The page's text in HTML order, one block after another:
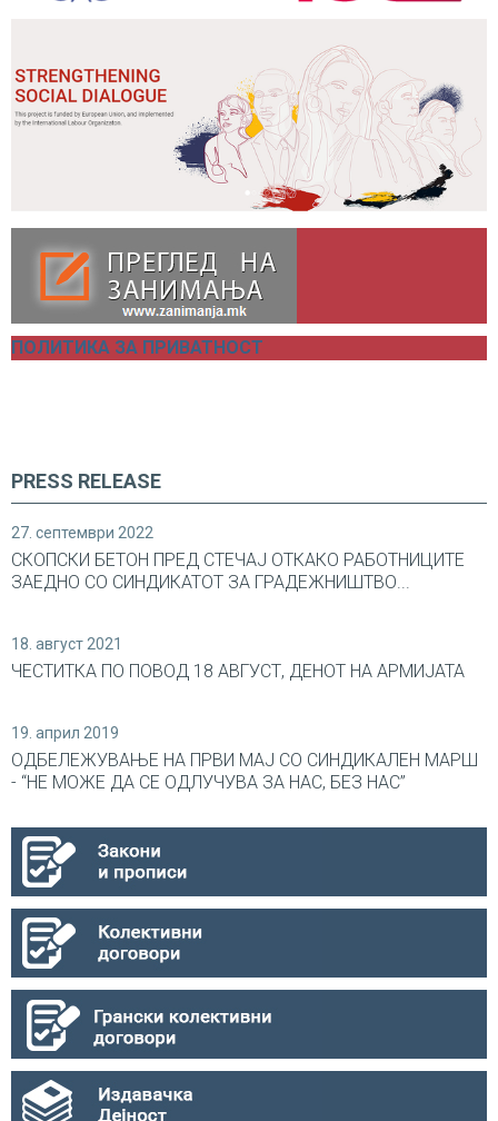
ПОЛИТИКА ЗА ПРИВАТНОСТ
PRESS RELEASE
27. септември 2022
СКОПСКИ БЕТОН ПРЕД СТЕЧАЈ ОТКАКО РАБОТНИЦИТЕ
ЗАЕДНО СО СИНДИКАТОТ ЗА ГРАДЕЖНИШТВО...
18. август 2021
ЧЕСТИТКА ПО ПОВОД 18 АВГУСТ, ДЕНОТ НА АРМИЈАТА
19. април 2019
ОДБЕЛЕЖУВАЊЕ НА ПРВИ МАЈ СО СИНДИКАЛEН МАРШ
- “НЕ МОЖЕ ДА СЕ ОДЛУЧУВА ЗА НАС, БЕЗ НАС”